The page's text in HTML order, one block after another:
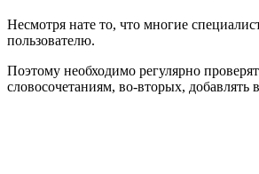
Несмотря нате то, что многие
пользователю.
Поэтому необходимо регулярно
словосочетаниям, во-вторых,